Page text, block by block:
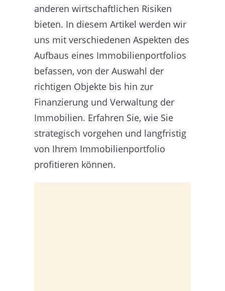
anderen wirtschaftlichen Risiken
bieten. In diesem Artikel werden wir
uns mit verschiedenen Aspekten des
Aufbaus eines Immobilienportfolios
befassen, von der Auswahl der
richtigen Objekte bis hin zur
Finanzierung und Verwaltung der
Immobilien. Erfahren Sie, wie Sie
strategisch vorgehen und langfristig
von Ihrem Immobilienportfolio
profitieren können.